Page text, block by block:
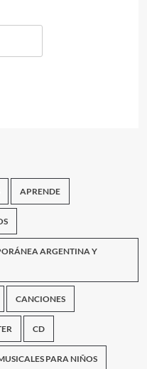
APRENDE
ARGENTINA Y
CANCIONES
CD
PARA NIÑOS